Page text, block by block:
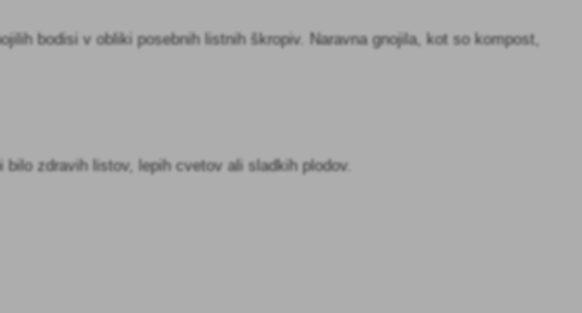
bodisi v obliki posebnih listnih škropiv. Naravna gnojila, kot so kompost,
bilo zdravih listov, lepih cvetov ali sladkih plodov.